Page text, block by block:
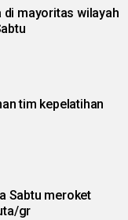
di mayoritas wilayah
tim kepelatihan
Sabtu meroket
gr